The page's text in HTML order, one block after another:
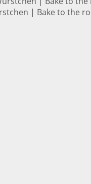
| Bake to the